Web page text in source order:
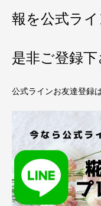
報を公式ラ
是非ご登録下
公式ラインお友達登録